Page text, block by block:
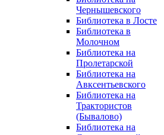
Чернышевского
Библиотека в Лосте
Библиотека в
Молочном
Библиотека на
Пролетарской
Библиотека на
Авксентьевского
Библиотека на
Трактористов
(Бывалово)
Библиотека на